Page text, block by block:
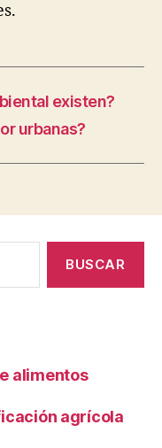
existen?
urbanas?
alimentos
agrícola